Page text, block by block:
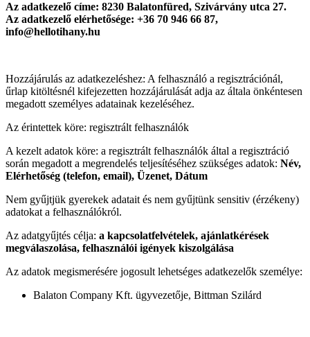
Az adatkezelő címe: 8230 Balatonfüred, Szivárvány utca 27.
Az adatkezelő elérhetősége: +36 70 946 66 87,
info@hellotihany.hu
Hozzájárulás az adatkezeléshez: A felhasználó a regisztrációnál,
űrlap kitöltésnél kifejezetten hozzájárulását adja az általa önkéntesen
megadott személyes adatainak kezeléséhez.
Az érintettek köre: regisztrált felhasználók
A kezelt adatok köre: a regisztrált felhasználók által a regisztráció
során megadott a megrendelés teljesítéséhez szükséges adatok: Név,
Elérhetőség (telefon, email), Üzenet, Dátum
Nem gyűjtjük gyerekek adatait és nem gyűjtünk sensitiv (érzékeny)
adatokat a felhasználókról.
Az adatgyűjtés célja: a kapcsolatfelvételek, ajánlatkérések
megválaszolása, felhasználói igények kiszolgálása
Az adatok megismerésére jogosult lehetséges adatkezelők személye:
Balaton Company Kft. ügyvezetője, Bittman Szilárd